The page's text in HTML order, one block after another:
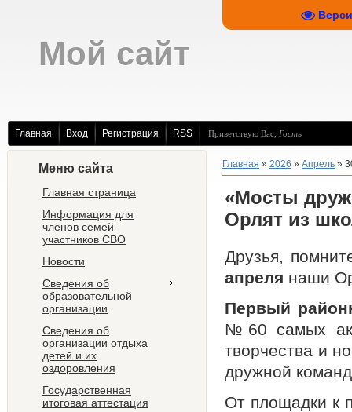
Мой сайт
Главная Вход Регистрация RSS Приветствую Вас Гость
Меню сайта
Главная страница
Информация для
членов семей
участников СВО
Новости
Сведения об
образовательной
организации
Сведения об
организации отдыха
детей и их
оздоровления
Государственная
итоговая аттестация
Главная » 2026 » Апрель »
«Мосты
Орлят из
Друзья,
апреля наши
Первый
№60 самых
творчества и
дружной
От площадки к